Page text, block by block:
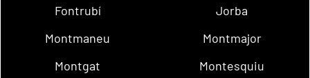
Fontrubí
Jorba
Montmaneu
Montmajor
Montgat
Montesquiu